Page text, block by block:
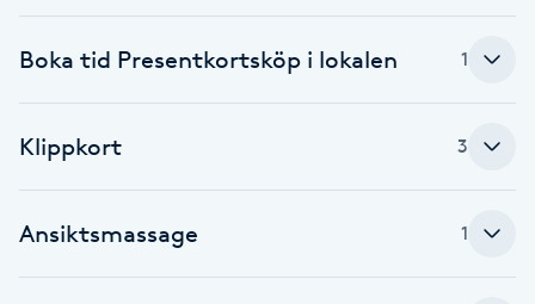
Bottenfärg
Brynfärgning
Boka tid Presentkortsköp i lokalen 1
Klippkort 3
Ansiktsmassage 1